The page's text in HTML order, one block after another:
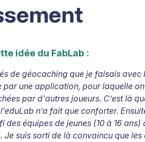
idée du FabLab :
de géocaching que je faisais
par une application, pour laquelle
par d'autres joueurs. C’est là
n’a fait que conforter.
des équipes de jeunes (10 à 16
Je suis sorti de là convaincu que